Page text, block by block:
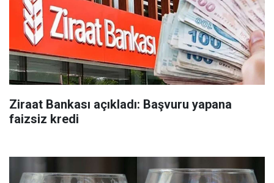
Ziraat Bankası açıkladı: Başvuru yapana
faizsiz kredi